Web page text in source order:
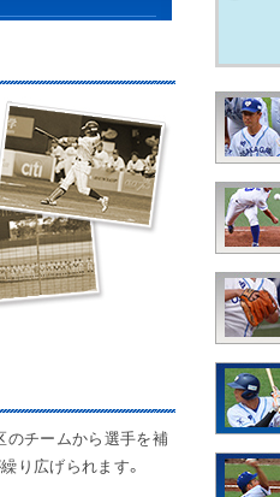
のチームから選手を補
り広げられます。